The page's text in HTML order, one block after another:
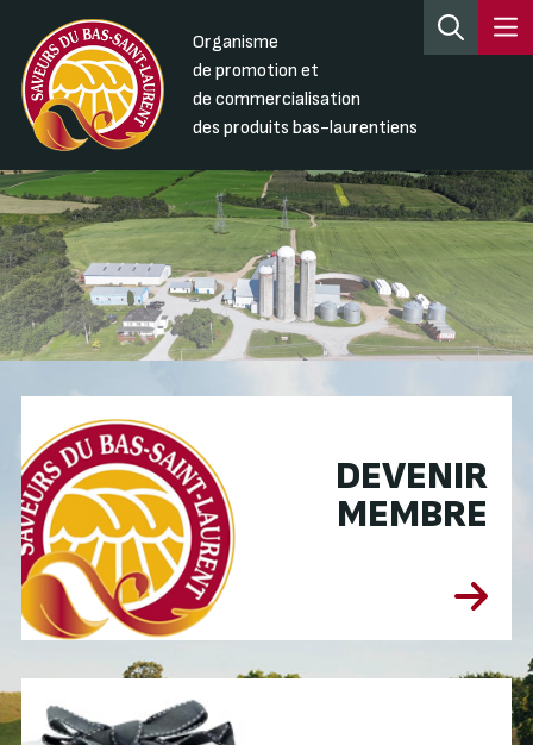
Organisme
de promotion et
de commercialisation
des produits bas-laurentiens
DEVENIR
MEMBRE